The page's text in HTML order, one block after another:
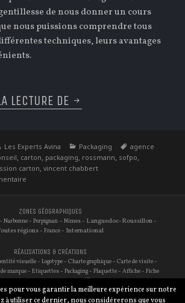
de nous donner un cours
nous puissions comprendre tous
techniques, leurs avantages
LECTURE DE AOÛT : L’INTERVIEW
Auteur
Les Experts Avina Catégories
Packaging Étiquettes
agence
, carton, packaging, rossmann, sofpo,
carton,vincent chabbert
ZONES GÉOGRAPHIQUES
–Narbonne - Perpignan –Nimes - Languedoc-Roussillon -
régions - France- International
RÉALISATIONS & CRÉATIONS
visuelle- Logotype- Charte graphique- Carte de visite-
marque - Etiquettes - Packaging - Plaquette - Affiche - Fiche
- - - - -
Réseaux sociaux-E-commerce
pour vous garantir la meilleure expérience sur notre
à utiliser ce dernier, nous considérerons que vous